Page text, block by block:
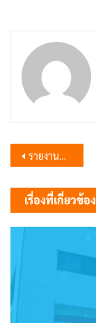
แนะแนว
เรื่อง
รายงานประชุมสภาเทศบาลตำบลำนารายณ์ สมัยวิสามัญ สมัยที่ 1 ประจำปี พ.ศ. 2566
เรื่องที่เกี่ยวข้อง